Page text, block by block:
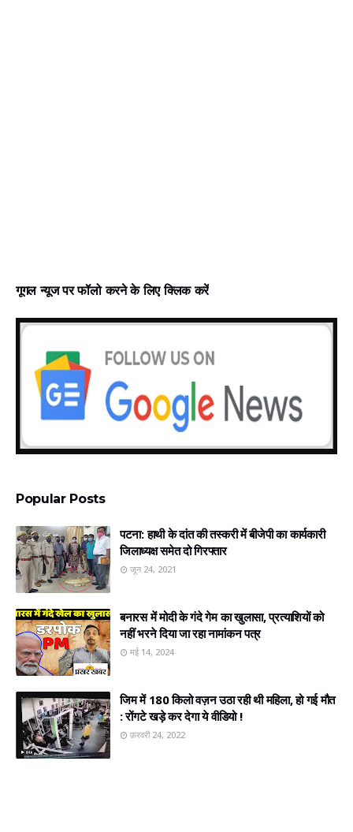
गूगल न्‍यूज पर फॉलो करने के लिए क्लिक करें
Popular Posts
पटना: हाथी के दांत की तस्करी में बीजेपी का कार्यकारी
जिलाध्यक्ष समेत दो गिरफ्तार
जून 24, 2021
बनारस में मोदी के गंदे गेम का खुलासा, प्रत्‍याशियों को
नहीं भरने दिया जा रहा नामांकन पत्र
मई 14, 2024
जिम में 180 किलो वज़न उठा रही थी महिला, हो गई मौत
: रोंगटे खड़े कर देगा ये वीडियो !
फ़रवरी 24, 2022